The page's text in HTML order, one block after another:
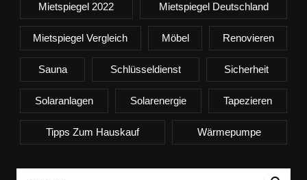
Mietspiegel 2022 Mietspiegel Deutschland
Mietspiegel Vergleich Möbel Renovieren
Sauna Schlüsseldienst Sicherheit
Solaranlagen Solarenergie Tapezieren
Tipps Zum Hauskauf Wärmepumpe